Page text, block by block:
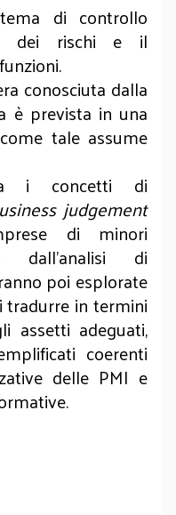
di controllo
dei rischi e il
conosciuta dalla
è prevista in una
tale assume
i concetti di
judgement
di minori
dall’analisi di
poi esplorate
in termini
assetti adeguati,
coerenti
delle PMI e